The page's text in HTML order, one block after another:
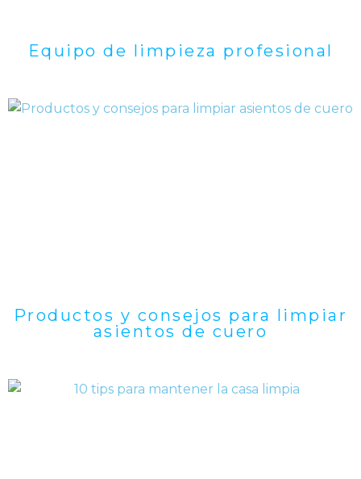
Equipo de limpieza profesional
Productos y consejos para limpiar
asientos de cuero